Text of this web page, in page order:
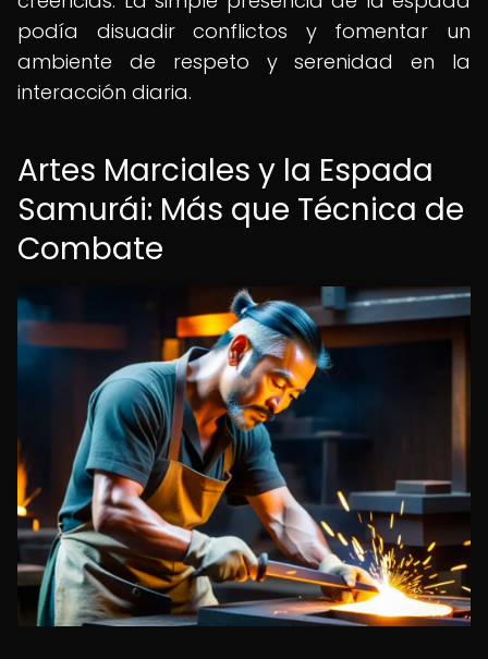
podía disuadir conflictos y fomentar un
ambiente de respeto y serenidad en la
interacción diaria.
Artes Marciales y la Espada
Samurái: Más que Técnica de
Combate